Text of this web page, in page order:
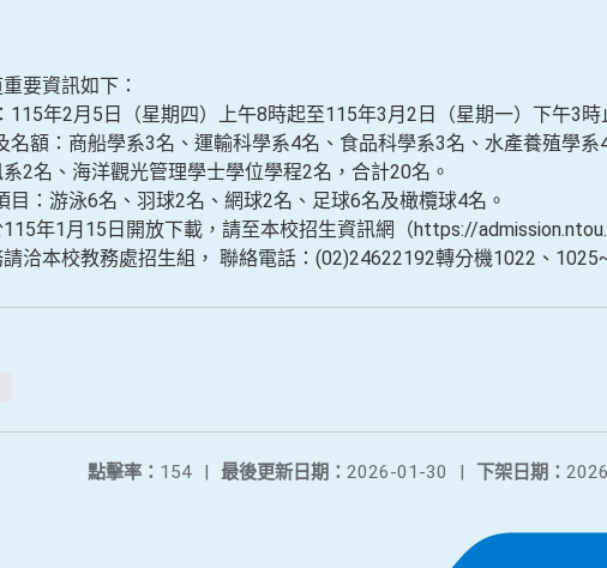
要資訊如下：
年2月5日（星期四）上午8時起至115年3月2日（星期一）下午3時
額：商船學系3名、運輸科學系4名、食品科學系3名、水產養殖學系
2名、海洋觀光管理學士學位學程2名，合計20名。
：游泳6名、羽球2名、網球2名、足球6名及橄欖球4名。
年1月15日開放下載，請至本校招生資訊網（https://
洽本校教務處招生組， 聯絡電話：(02)24622192轉分機1022、
下架日期：
最後更新日期： 2026-01-30 |
點擊率： 154 |